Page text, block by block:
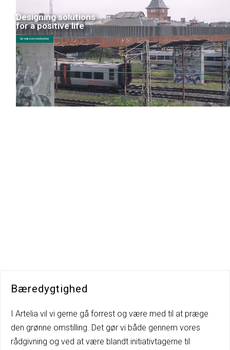
Designing solutions
for a positive life
Se videoen med lyd her
Bæredygtighed
I Artelia vil vi gerne gå forrest og være med til at præge
den grønne omstilling. Det gør vi både gennem vores
rådgivning og ved at være blandt initiativtagerne til